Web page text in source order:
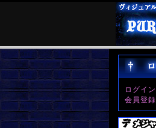
ログイン
会員登録